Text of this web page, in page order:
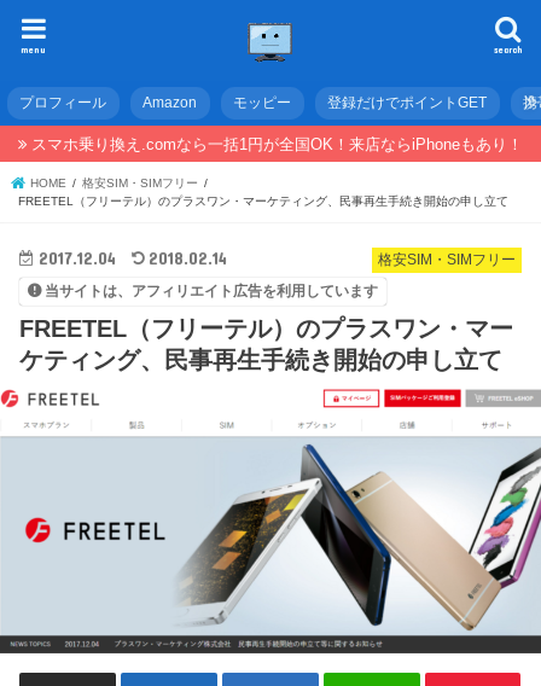
search
menu
プロフィール Amazon モッピー 登録だけでポイントGET 携
スマホ乗り換え.comなら一括1円が全国OK！来店ならiPhoneもあり！
HOME
格安SIM・SIMフリー
FREETEL（フリーテル）のプラスワン・マーケティング、民事再生手続き開始の申し立て
格安SIM・SIMフリー
2017.12.04 2018.02.14
当サイトは、アフィリエイト広告を利用しています
FREETEL（フリーテル）のプラスワン・マー
ケティング、民事再生手続き開始の申し立て